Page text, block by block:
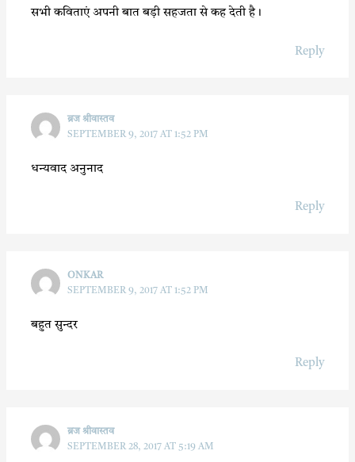
सभी कविताएं अपनी बात बड़ी सहजता से कह देती है।
Reply
ब्रज श्रीवास्तव
SEPTEMBER 9, 2017 AT 1:52 PM
धन्यवाद अनुनाद
Reply
ONKAR
SEPTEMBER 9, 2017 AT 1:52 PM
बहुत सुन्दर
Reply
ब्रज श्रीवास्तव
SEPTEMBER 28, 2017 AT 5:19 AM